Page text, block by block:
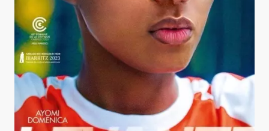
Levante